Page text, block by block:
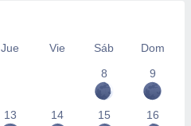
Jue Vie Sáb
Dom
8
9
13 14 15 16